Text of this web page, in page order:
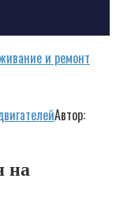
и ремонт
Автор:
на